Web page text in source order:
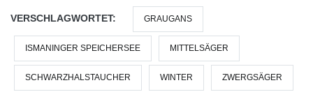
VERSCHLAGWORTET: GRAUGANS
ISMANINGER SPEICHERSEE MITTELSÄGER
SCHWARZHALSTAUCHER WINTER ZWERGSÄGER